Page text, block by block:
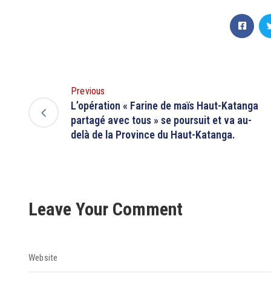
Previous
L’opération « Farine de maïs Haut-Katanga
partagé avec tous » se poursuit et va au-
delà de la Province du Haut-Katanga.
Leave Your Comment